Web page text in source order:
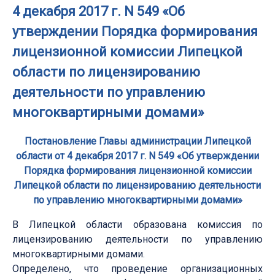
4 декабря 2017 г. N 549 «Об
утверждении Порядка формирования
лицензионной комиссии Липецкой
области по лицензированию
деятельности по управлению
многоквартирными домами»
Постановление Главы администрации Липецкой
области от 4 декабря 2017 г. N 549 «Об утверждении
Порядка формирования лицензионной комиссии
Липецкой области по лицензированию деятельности
по управлению многоквартирными домами»
В Липецкой области образована комиссия по
лицензированию деятельности по управлению
многоквартирными домами.
Определено, что проведение организационных